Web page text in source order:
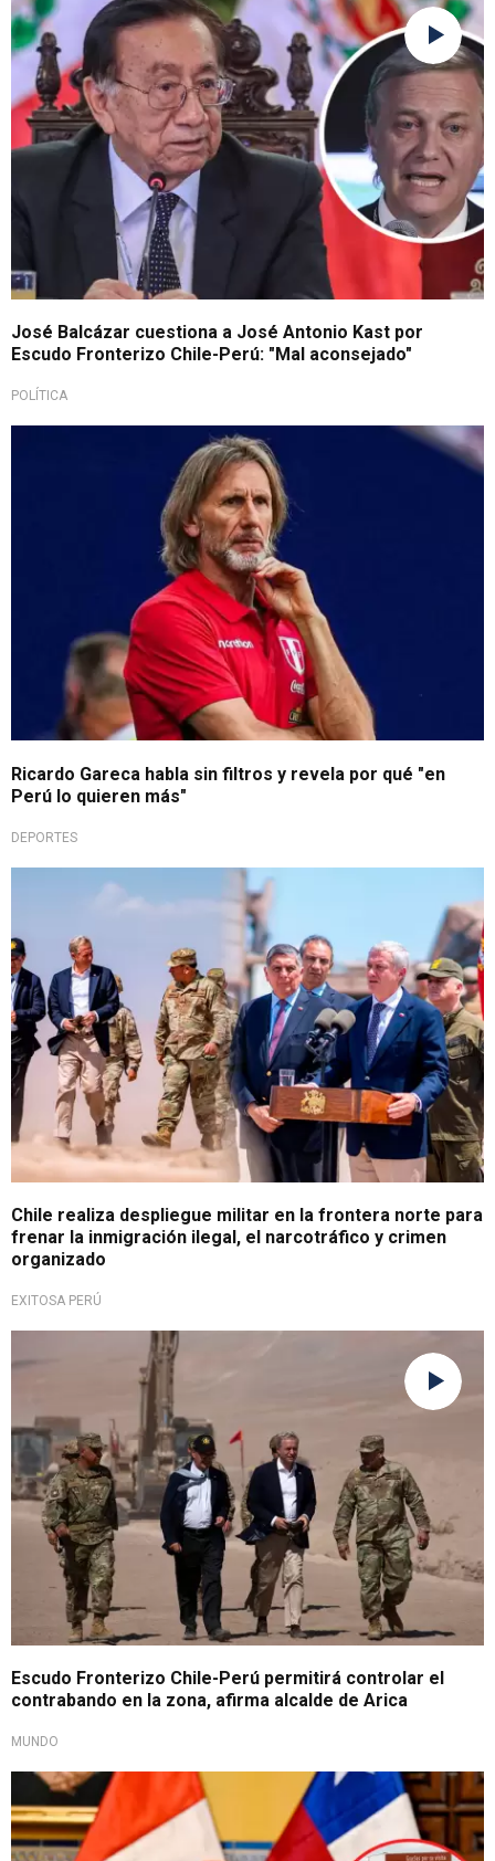
José Balcázar cuestiona a José Antonio Kast por
Escudo Fronterizo Chile-Perú: "Mal aconsejado"
POLÍTICA
Ricardo Gareca habla sin filtros y revela por qué "en
Perú lo quieren más"
DEPORTES
Control fronterizo
Chile realiza despliegue militar en la frontera norte para
frenar la inmigración ilegal, el narcotráfico y crimen
organizado
EXITOSA PERÚ
Cumple promesa de campaña
Escudo Fronterizo Chile-Perú permitirá controlar el
contrabando en la zona, afirma alcalde de Arica
MUNDO
Control migratorio